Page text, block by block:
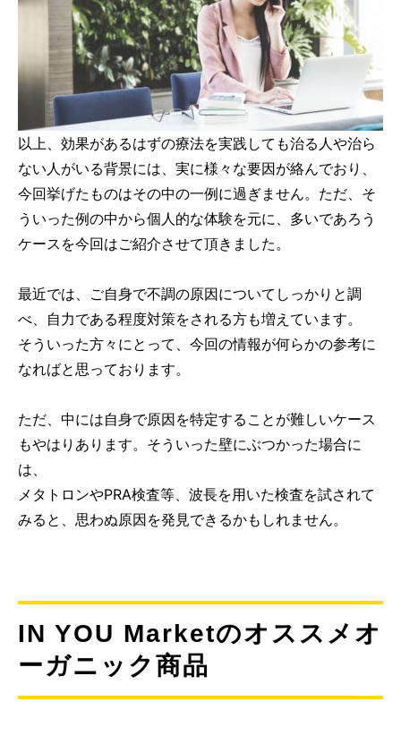
以上、効果があるはずの療法を実践しても治る人や治ら
ない人がいる背景には、実に様々な要因が絡んでおり、
今回挙げたものはその中の一例に過ぎません。ただ、そ
ういった例の中から個人的な体験を元に、多いであろう
ケースを今回はご紹介させて頂きました。
最近では、ご自身で不調の原因についてしっかりと調
べ、自力である程度対策をされる方も増えています。
そういった方々にとって、今回の情報が何らかの参考に
なればと思っております。
ただ、中には自身で原因を特定することが難しいケース
もやはりあります。そういった壁にぶつかった場合に
は、
メタトロンやPRA検査等、波長を用いた検査を試されて
みると、思わぬ原因を発見できるかもしれません。
IN YOU Marketのオススメオ
ーガニック商品